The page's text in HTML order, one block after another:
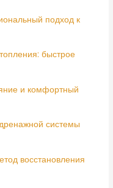
подход к
быстрое
и комфортный
системы
восстановления